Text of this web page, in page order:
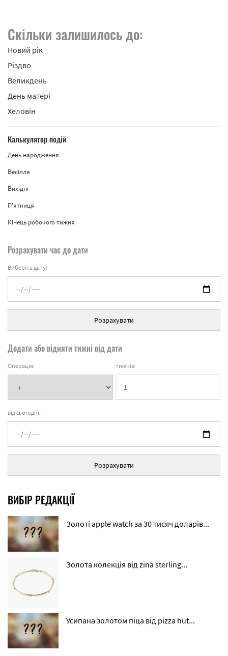
Скільки залишилось до:
Новий рік
Різдво
Великдень
День матері
Хеловін
Калькулятор подій
День народження
Весілля
Вихідні
П'ятниця
Кінець робочого тижня
Розрахувати час до дати
Виберіть дату:
Розрахувати
Додати або відняти тижні від дати
Операція: тижнів:
від сьогодні:
Розрахувати
ВИБІР РЕДАКЦІЇ
Золоті apple watch за 30 тисяч доларів...
Золота колекція від zina sterling...
Усипана золотом піца від pizza hut...